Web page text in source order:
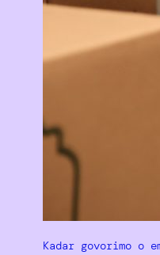
Kadar govorimo o